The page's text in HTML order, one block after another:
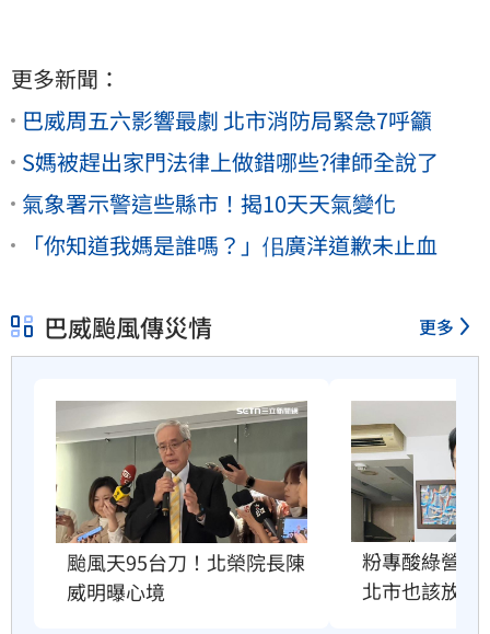
更多新聞：
巴威周五六影響最劇 北市消防局緊急7呼籲
S媽被趕出家門法律上做錯哪些?律師全說了
氣象署示警這些縣市！揭10天天氣變化
「你知道我媽是誰嗎？」佀廣洋道歉未止血
巴威颱風傳災情 更多
颱風天95台刀！北榮院長陳
威明曝心境
粉專酸綠營颱
北市也該放4天